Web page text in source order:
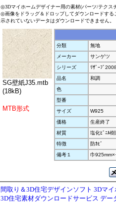
◎3Dマイホームデザイナー用の素材(パーツ/テクス
◎画像をドラッグ＆ドロップしてダウンロードす
示されていないデータはダウンロードできません。
SG壁紙J35.mtb
(18kB)
MTB形式
分類
無地
メーカー
サンゲツ
シリーズ
ﾘｻﾞｰﾌﾞ
品名
和調
色
型番
サイズ
W925
価格
生産終了
材質
塩化ﾋﾞﾆﾙ
特徴
防ｶﾋﾞ
備考１
巾
間取り＆3D住宅デザインソフト 3Dマ
3D住宅素材ダウンロードサービス デー